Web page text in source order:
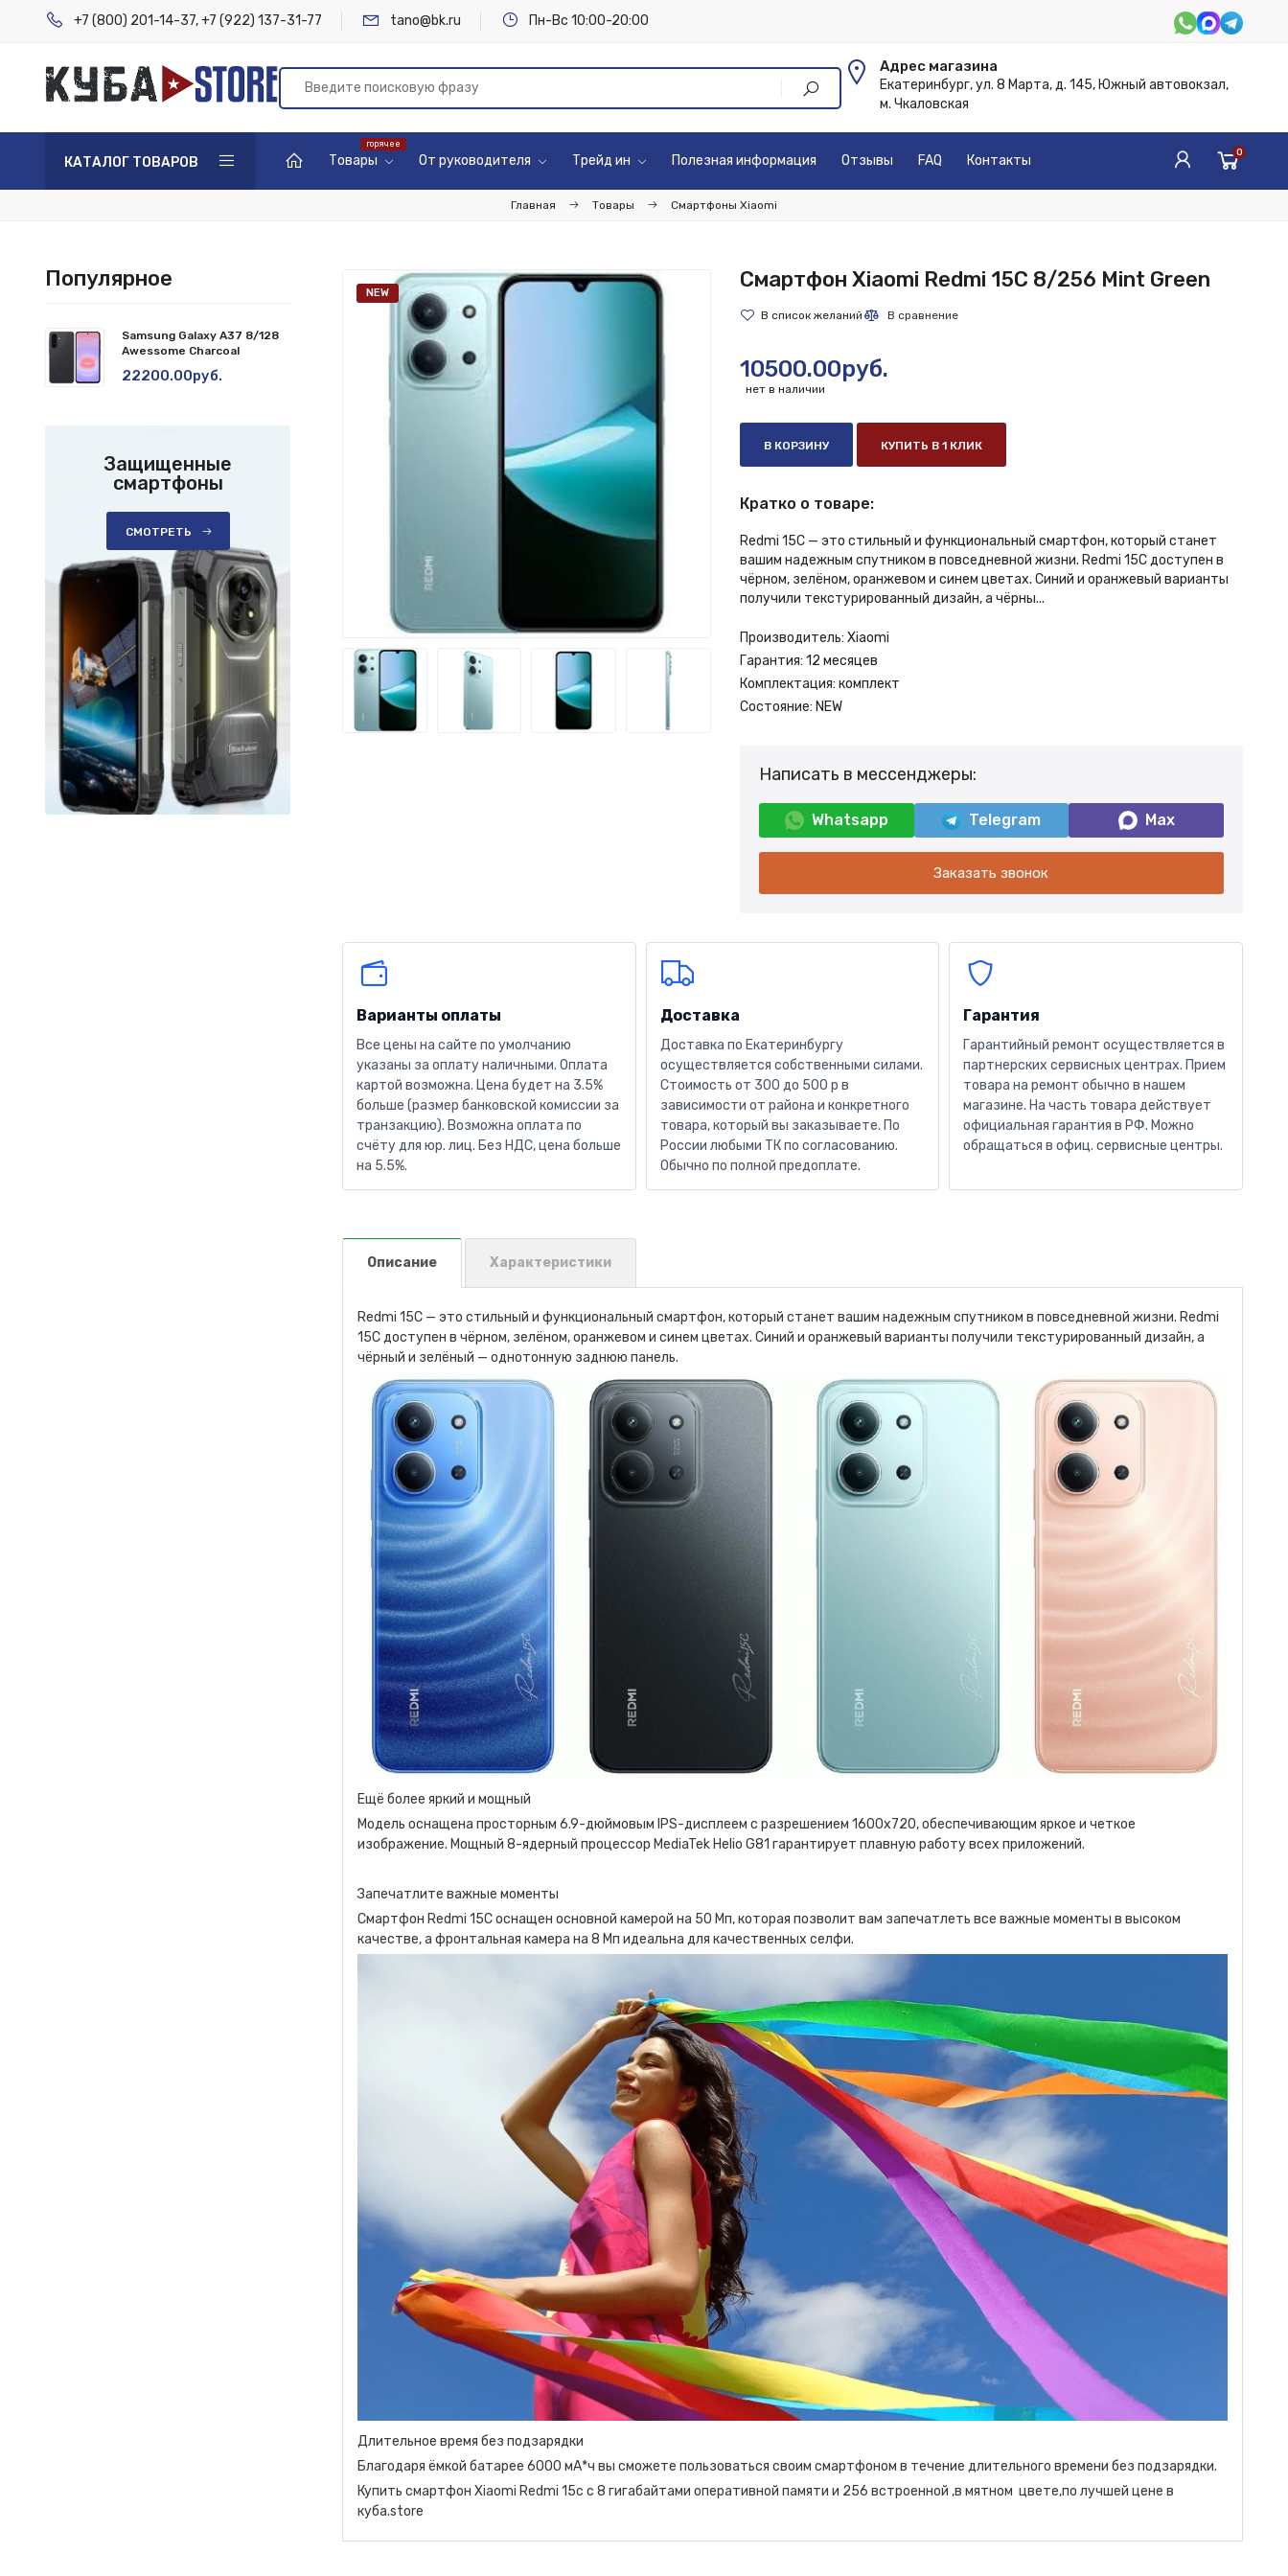
+7 (800) 201-14-37,+7 (922) 137-31-77 tano@bk.ru Пн-Вс 10:00-20:00
Адрес магазина
Екатеринбург, ул. 8 Марта, д. 145, Южный автовокзал,
м. Чкаловская
КАТАЛОГ ТОВАРОВ Товары От руководителя Трейд ин Полезная информация Отзывы FAQ Контакты 0
Главная Товары Смартфоны Xiaomi
NEW
Смартфон Xiaomi Redmi 15C 8/256 Mint Green
10500.00руб.
нет в наличии
В КОРЗИНУ КУПИТЬ В 1 КЛИК
Кратко о товаре:
Redmi 15C — это стильный и функциональный смартфон, который станет
вашим надежным спутником в повседневной жизни. Redmi 15C доступен в
чёрном, зелёном, оранжевом и синем цветах. Синий и оранжевый варианты
получили текстурированный дизайн, а чёрны...
Производитель: Xiaomi
Гарантия: 12 месяцев
Комплектация: комплект
Состояние: NEW
Написать в мессенджеры:
Whatsapp Telegram Max
Заказать звонок
Варианты оплаты
Все цены на сайте по умолчанию
указаны за оплату наличными. Оплата
картой возможна. Цена будет на 3.5%
больше (размер банковской комиссии за
транзакцию). Возможна оплата по
счёту для юр. лиц. Без НДС, цена больше
на 5.5%.
Доставка
Доставка по Екатеринбургу
осуществляется собственными силами.
Стоимость от 300 до 500 р в
зависимости от района и конкретного
товара, который вы заказываете. По
России любыми ТК по согласованию.
Обычно по полной предоплате.
Гарантия
Гарантийный ремонт осуществляется в
партнерских сервисных центрах. Прием
товара на ремонт обычно в нашем
магазине. На часть товара действует
официальная гарантия в РФ. Можно
обращаться в офиц. сервисные центры.
Описание Характеристики
Redmi 15C — это стильный и функциональный смартфон, который станет вашим надежным спутником в повседневной жизни. Redmi
15C доступен в чёрном, зелёном, оранжевом и синем цветах. Синий и оранжевый варианты получили текстурированный дизайн, а
чёрный и зелёный — однотонную заднюю панель.
Ещё более яркий и мощный
Модель оснащена просторным 6.9-дюймовым IPS-дисплеем с разрешением 1600х720, обеспечивающим яркое и четкое
изображение. Мощный 8-ядерный процессор MediaTek Helio G81 гарантирует плавную работу всех приложений.
Запечатлите важные моменты
Смартфон Redmi 15C оснащен основной камерой на 50 Мп, которая позволит вам запечатлеть все важные моменты в высоком
качестве, а фронтальная камера на 8 Мп идеальна для качественных селфи.
Длительное время без подзарядки
Благодаря ёмкой батарее 6000 мА*ч вы сможете пользоваться своим смартфоном в течение длительного времени без подзарядки.
Купить смартфон Xiaomi Redmi 15c с 8 гигабайтами оперативной памяти и 256 встроенной ,в мятном цвете,по лучшей цене в
куба.store
Популярное
Samsung Galaxy A37 8/128
Awessome Charcoal
22200.00руб.
Защищенные
смартфоны
СМОТРЕТЬ